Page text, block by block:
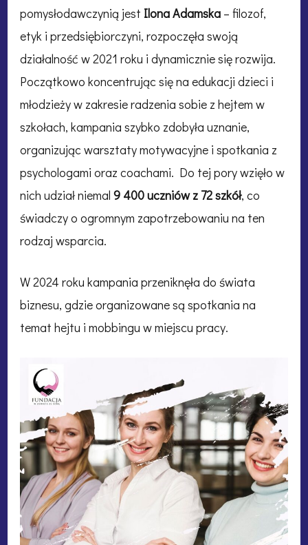
pomysłodawczynią jest Ilona Adamska – filozof,
etyk i przedsiębiorczyni, rozpoczęła swoją
działalność w 2021 roku i dynamicznie się rozwija.
Początkowo koncentrując się na edukacji dzieci i
młodzieży w zakresie radzenia sobie z hejtem w
szkołach, kampania szybko zdobyła uznanie,
organizując warsztaty motywacyjne i spotkania z
psychologami oraz coachami. Do tej pory wzięło w
nich udział niemal 9 400 uczniów z 72 szkół, co
świadczy o ogromnym zapotrzebowaniu na ten
rodzaj wsparcia.
W 2024 roku kampania przeniknęła do świata
biznesu, gdzie organizowane są spotkania na
temat hejtu i mobbingu w miejscu pracy.